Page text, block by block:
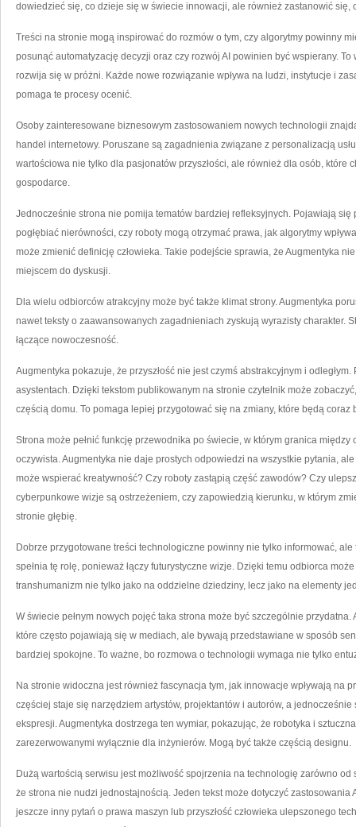
dowiedzieć się, co dzieje się w świecie innowacji, ale również zastanowić się,
Treści na stronie mogą inspirować do rozmów o tym, czy algorytmy powinny
posunąć automatyzację decyzji oraz czy rozwój AI powinien być wspierany.
rozwija się w próżni. Każde nowe rozwiązanie wpływa na ludzi, instytucje i
pomaga te procesy ocenić.
Osoby zainteresowane biznesowym zastosowaniem nowych technologii
handel internetowy. Poruszane są zagadnienia związane z personalizacją
wartościowa nie tylko dla pasjonatów przyszłości, ale również dla osób, które
gospodarce.
Jednocześnie strona nie pomija tematów bardziej refleksyjnych. Pojawiają
pogłębiać nierówności, czy roboty mogą otrzymać prawa, jak algorytmy
może zmienić definicję człowieka. Takie podejście sprawia, że Augmentyka
miejscem do dyskusji.
Dla wielu odbiorców atrakcyjny może być także klimat strony. Augmentyka
nawet teksty o zaawansowanych zagadnieniach zyskują wyrazisty charakter.
łączące nowoczesność.
Augmentyka pokazuje, że przyszłość nie jest czymś abstrakcyjnym i
asystentach. Dzięki tekstom publikowanym na stronie czytelnik może
częścią domu. To pomaga lepiej przygotować się na zmiany, które będą
Strona może pełnić funkcję przewodnika po świecie, w którym granica między
oczywista. Augmentyka nie daje prostych odpowiedzi na wszystkie pytania,
może wspierać kreatywność? Czy roboty zastąpią część zawodów? Czy
cyberpunkowe wizje są ostrzeżeniem, czy zapowiedzią kierunku, w którym
stronie głębię.
Dobrze przygotowane treści technologiczne powinny nie tylko informować,
spełnia tę rolę, ponieważ łączy futurystyczne wizje. Dzięki temu odbiorca
transhumanizm nie tylko jako na oddzielne dziedziny, lecz jako na elementy
W świecie pełnym nowych pojęć taka strona może być szczególnie
które często pojawiają się w mediach, ale bywają przedstawiane w sposób
bardziej spokojne. To ważne, bo rozmowa o technologii wymaga nie tylko
Na stronie widoczna jest również fascynacja tym, jak innowacje wpływają na
częściej staje się narzędziem artystów, projektantów i autorów, a
ekspresji. Augmentyka dostrzega ten wymiar, pokazując, że robotyka i
zarezerwowanymi wyłącznie dla inżynierów. Mogą być także częścią designu.
Dużą wartością serwisu jest możliwość spojrzenia na technologię zarówno od
że strona nie nudzi jednostajnością. Jeden tekst może dotyczyć zastosowania
jeszcze inny pytań o prawa maszyn lub przyszłość człowieka ulepszonego